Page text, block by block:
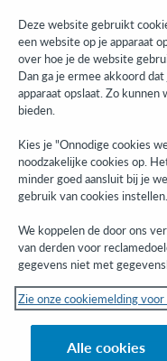
Research
WebJunction
Developer Network
Stay in the know.
Get the latest product
right to your inbox.
Subscribe now
© 2023 OCLC
Inc. en buitenlandse filialen
Deze website gebruikt
een website op je apparaat
over hoe je de website
Dan ga je ermee akkoord
apparaat opslaat. Zo
bieden.
Kies je "Onnodige cookies
noodzakelijke cookies op.
minder goed aansluit bij je
gebruik van cookies instellen.
We koppelen de door ons
van derden voor
gegevens niet met
Zie onze cookiemelding
Alle cookies